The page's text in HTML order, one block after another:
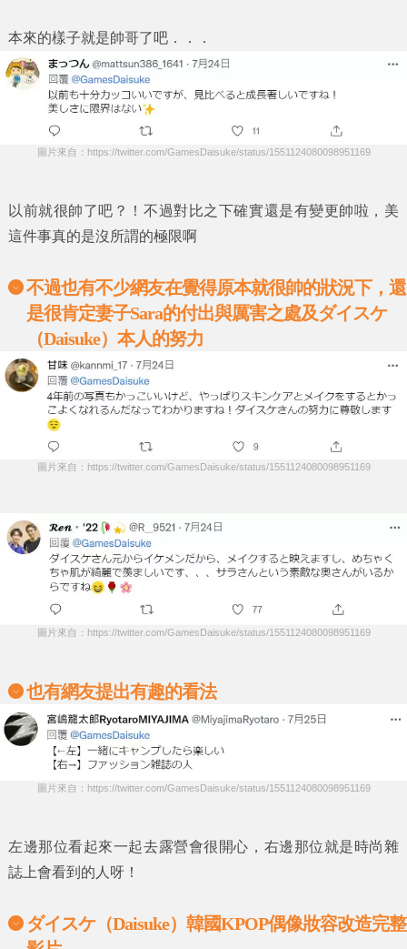
本來的樣子就是帥哥了吧．．．
圖片來自：https://twitter.com/GamesDaisuke/status/1551124080098951169
以前就很帥了吧？！不過對比之下確實還是有變更帥啦，美
這件事真的是沒所謂的極限啊
不過也有不少網友在覺得原本就很帥的狀況下，還
是很肯定妻子Sara的付出與厲害之處及ダイスケ
（Daisuke）本人的努力
圖片來自：https://twitter.com/GamesDaisuke/status/1551124080098951169
圖片來自：https://twitter.com/GamesDaisuke/status/1551124080098951169
也有網友提出有趣的看法
圖片來自：https://twitter.com/GamesDaisuke/status/1551124080098951169
左邊那位看起來一起去露營會很開心，右邊那位就是時尚雜
誌上會看到的人呀！
ダイスケ（Daisuke）韓國KPOP偶像妝容改造完整